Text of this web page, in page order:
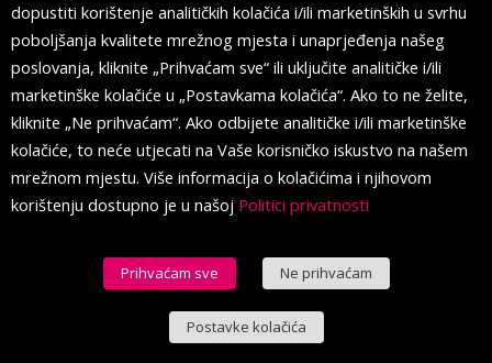
PRATITE NAS
© 2016 Mall of Split. All Rights Reserved.
dopustiti korištenje analitičkih kolačića i/ili marketinških u svrhu
poboljšanja kvalitete mrežnog mjesta i unaprjeđenja našeg
poslovanja, kliknite „Prihvaćam sve“ ili uključite analitičke i/ili
marketinške kolačiće u „Postavkama kolačića“. Ako to ne želite,
kliknite „Ne prihvaćam“. Ako odbijete analitičke i/ili marketinške
kolačiće, to neće utjecati na Vaše korisničko iskustvo na našem
mrežnom mjestu. Više informacija o kolačićima i njihovom
korištenju dostupno je u našoj Politici privatnosti
Prihvaćam sve Ne prihvaćam
Postavke kolačića